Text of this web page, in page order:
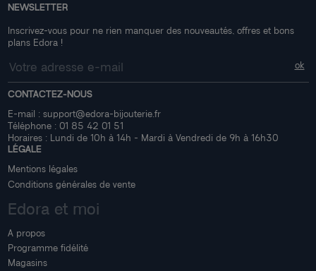
NEWSLETTER
Inscrivez-vous pour ne rien manquer des nouveautés, offres et bons
plans Edora !
CONTACTEZ-NOUS
E-mail : support@edora-bijouterie.fr
Téléphone : 01 85 42 01 51
Horaires : Lundi de 10h à 14h - Mardi à Vendredi de 9h à 16h30
LÉGALE
Mentions légales
Conditions générales de vente
Edora et moi
A propos
Programme fidélité
Magasins